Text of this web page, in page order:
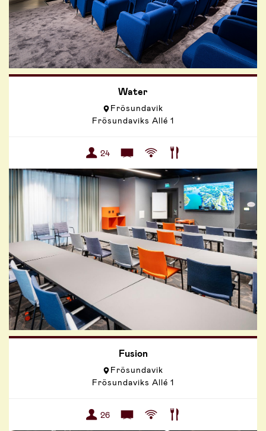
Water
Frösundavik
Frösundaviks Allé 1
24
Fusion
Frösundavik
Frösundaviks Allé 1
26